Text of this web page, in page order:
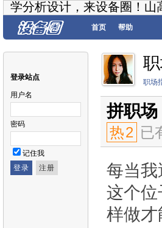
学分析设计，来设备圈！
首页 帮助
登录站点
用户名
密码
记住我
职场
拼职
热2 已
每当
这个
样做